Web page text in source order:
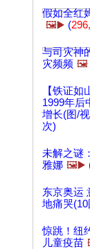
假如全红
🖼️▶️ (
与司灾神
灾频频 🖼️
【铁证
1999年后
增长(图/
次)
未解之谜
雅娜 🖼️▶️
东京奥运
地痛哭
惊跳！纽
儿童疫苗